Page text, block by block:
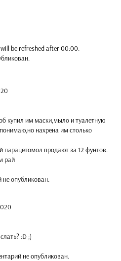
be refreshed after00:00.
купил им маски,мыло и туалетную
нахрена им столько
парацетомол продают за 12 фунтов.
рай
опубликован.
:D ;)
не опубликован.